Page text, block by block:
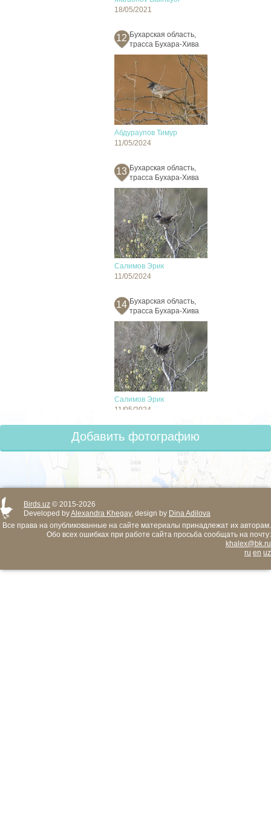
18/05/2021
12 Бухарская область,
трасса Бухара-Хива
Абдураупов Тимур
11/05/2024
13 Бухарская область,
трасса Бухара-Хива
Салимов Эрик
11/05/2024
14 Бухарская область,
трасса Бухара-Хива
Салимов Эрик
11/05/2024
Добавить фотографию
Birds.uz © 2015-2026
Developed byAlexandra Khegay, design by Dina Adilova
Все права на опубликованные на сайте материалы принадлежат их авторам.
Обо всех ошибках при работе сайта просьба сообщать на почту:
khalex@bk.ru
ru en uz